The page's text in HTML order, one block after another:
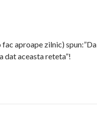
aproape zilnic) spun:”Da
dat aceasta reteta”!